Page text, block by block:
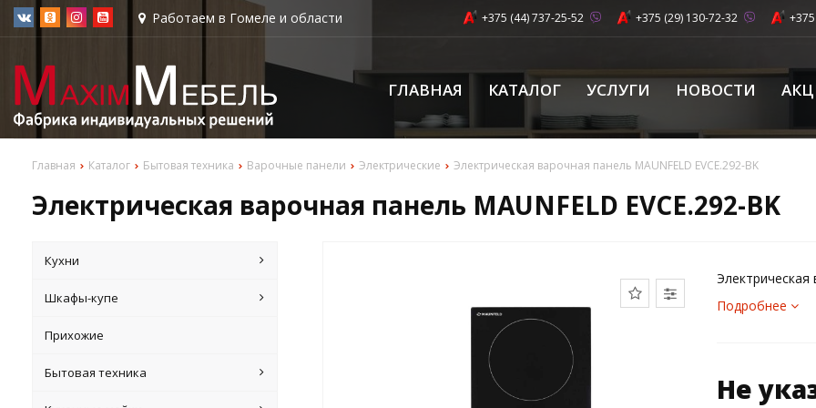
Работаем в Гомеле и области +375 (44) 737-25-52 +375 (29) 130-72-32
ГЛАВНАЯ КАТАЛОГ УСЛУГИ НОВОСТИ
Главная Каталог Бытовая техника Варочные панели Электрические Электрическая варочная панель MAUNFELD EVCE.292-BK
Электрическая варочная панель MAUNFELD EVCE.292-BK
Кухни
Шкафы-купе
Прихожие
Бытовая техника
Электрическая
Подробнее
Не